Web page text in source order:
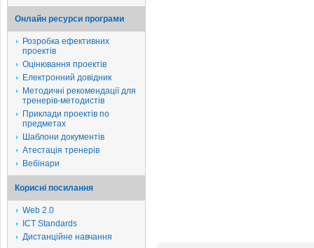
Онлайн ресурси програми
Розробка ефективних
проектів
Оцінювання проектів
Електронний довідник
Методичні рекомендації для
тренерів-методистів
Приклади проектів по
предметах
Шаблони документів
Атестація тренерів
Вебінари
Корисні посилання
Web 2.0
ICT Standards
Дистанційне навчання